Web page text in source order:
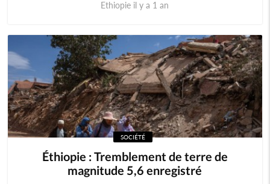
Ethiopie il y a 1 an
SOCIÉTÉ
Éthiopie : Tremblement de terre de
magnitude 5,6 enregistré